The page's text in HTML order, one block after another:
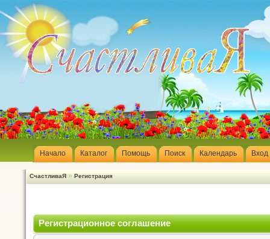
Начало Каталог Помощь Поиск Календарь Вход
СчастливаЯ » Регистрация
Регистрационное соглашение